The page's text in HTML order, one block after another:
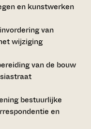
en kunstwerken
van
wijziging
van de bouw
bestuurlijke
en